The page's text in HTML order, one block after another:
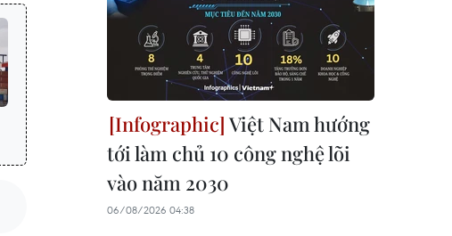
Việt Nam hướng
tới làm chủ 10 công nghệ lõi
vào năm 2030
06/08/2026 04:38